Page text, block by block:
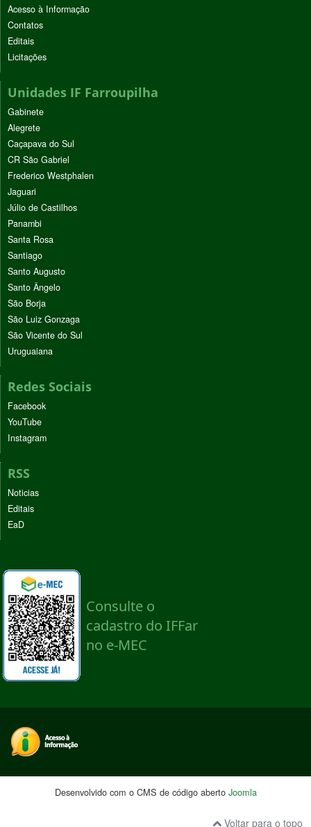
Acesso à Informação
Contatos
Editais
Licitações
Unidades IF Farroupilha
Gabinete
Alegrete
Caçapava do Sul
CR São Gabriel
Frederico Westphalen
Jaguari
Júlio de Castilhos
Panambi
Santa Rosa
Santiago
Santo Augusto
Santo Ângelo
São Borja
São Luiz Gonzaga
São Vicente do Sul
Uruguaiana
Redes Sociais
Facebook
YouTube
Instagram
RSS
Noticias
Editais
EaD
Desenvolvido com o CMS de código aberto Joomla
Voltar para o topo